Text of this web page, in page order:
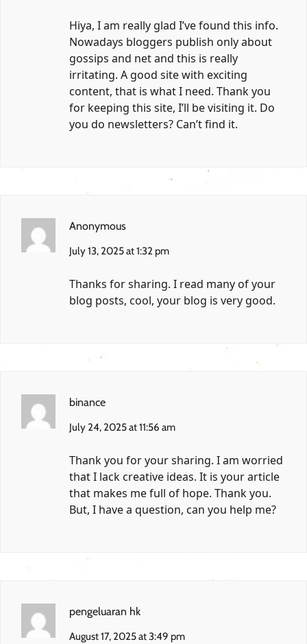
Hiya, I am really glad I’ve found this info.
Nowadays bloggers publish only about
gossips and net and this is really
irritating. A good site with exciting
content, that is what I need. Thank you
for keeping this site, I’ll be visiting it. Do
you do newsletters? Can’t find it.
Anonymous
July 13, 2025 at 1:32 pm
Thanks for sharing. I read many of your
blog posts, cool, your blog is very good.
binance
July 24, 2025 at 11:56 am
Thank you for your sharing. I am worried
that I lack creative ideas. It is your article
that makes me full of hope. Thank you.
But, I have a question, can you help me?
pengeluaran hk
August 17, 2025 at 3:49 pm